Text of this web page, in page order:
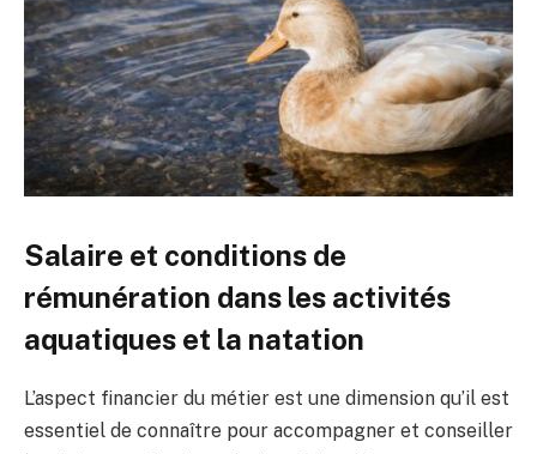
Salaire et conditions de
rémunération dans les activités
aquatiques et la natation
L’aspect financier du métier est une dimension qu’il est
essentiel de connaître pour accompagner et conseiller